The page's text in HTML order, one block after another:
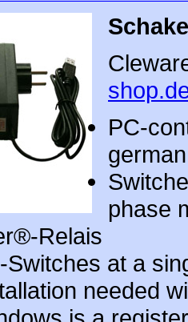
PC-
phase
Relais
Switches at a
needed